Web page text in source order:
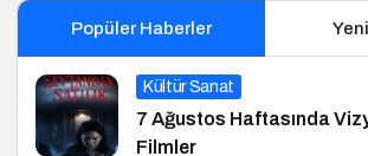
Popüler Haberler
Kültür Sanat
7 Ağustos Haftasında
Filmler